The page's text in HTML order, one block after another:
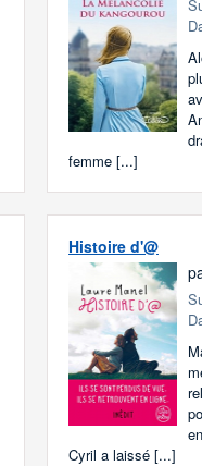
femme [...]
Histoire d'@
Cyril a laissé [...]